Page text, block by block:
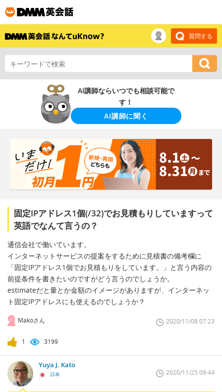
質問する
AI講師ならいつでも相談可能で
す！
AI講師に聞く
固定IPアドレス1個(/32)でお見積もりしていますって
英語でなんて言うの？
通信会社で働いています。
インターネットサービスの提案をするために見積書の備考欄に
「固定IPアドレス1個でお見積もりをしています。」と言う内容の
前提条件を書きたいのですがどう言うのでしょうか。
estimateだと量とか金額のイメージがありますが、インターネッ
ト固定IPアドレスにも使えるのでしょうか？
Makoさん 2020/11/08 07:23
1 3199
Yuya J. Kato
日本 2020/11/25 09:44